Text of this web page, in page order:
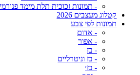
- תמונות זכוכית תלת מימד
קטלוג מעצבים 2026
תמונות לפי צבע
- אדום
- אפור
- בז
- בז וניטרליים
- בז׳